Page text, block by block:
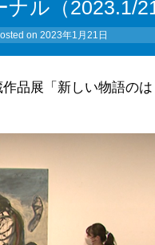
ル（2023.1/
on2023年1月21日
品展「新しい物語の